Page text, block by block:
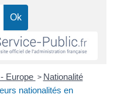
Europe > Nationalité
nationalités en